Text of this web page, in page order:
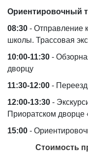
Ориентировочный
08:30 - Отправление
школы. Трассовая
10:00-11:30 -
дворцу
11:30-12:00 -
12:00-13:30 -
Приоратском дворце
15:00 -
Стоимость